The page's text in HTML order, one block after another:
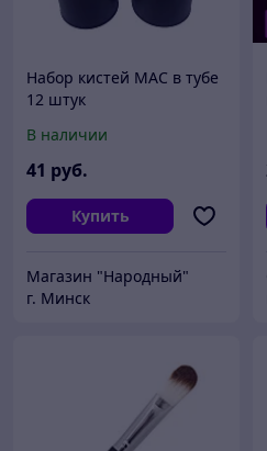
Набор кистей MAC в тубе
12 штук
В наличии
41 руб.
Купить
Магазин "Народный"
г. Минск